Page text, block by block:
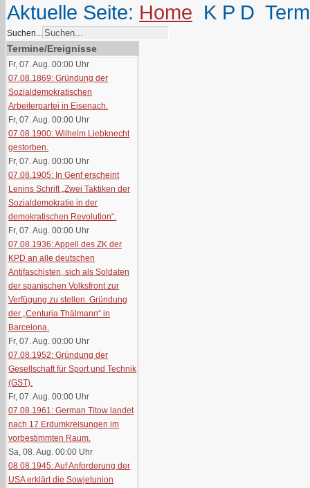
Aktuelle Seite: Home K P D
Suchen...
Termine/Ereignisse
Fr, 07. Aug. 00:00 Uhr
07.08.1869: Gründung der
Sozialdemokratischen
Arbeiterpartei in Eisenach.
Fr, 07. Aug. 00:00 Uhr
07.08.1900: Wilhelm Liebknecht
gestorben.
Fr, 07. Aug. 00:00 Uhr
07.08.1905: In Genf erscheint
Lenins Schrift „Zwei Taktiken der
Sozialdemokratie in der
demokratischen Revolution“.
Fr, 07. Aug. 00:00 Uhr
07.08.1936: Appell des ZK der
KPD an alle deutschen
Antifaschisten, sich als Soldaten
der spanischen Volksfront zur
Verfügung zu stellen. Gründung
der „Centuria Thälmann“ in
Barcelona.
Fr, 07. Aug. 00:00 Uhr
07.08.1952: Gründung der
Gesellschaft für Sport und Technik
(GST).
Fr, 07. Aug. 00:00 Uhr
07.08.1961: German Titow landet
nach 17 Erdumkreisungen im
vorbestimmten Raum.
Sa, 08. Aug. 00:00 Uhr
08.08.1945: Auf Anforderung der
USA erklärt die Sowjetunion